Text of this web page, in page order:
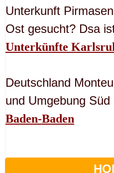
Unterkunft
Ost gesucht? Dsa
Unterkünfte
Deutschland
und Umgebung Süd
Baden-Baden